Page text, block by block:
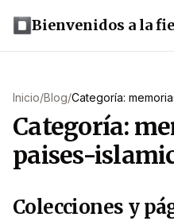
Bienvenidos a la
Inicio/Blog/Categoría:
Categoría:
paises-
Colecciones y